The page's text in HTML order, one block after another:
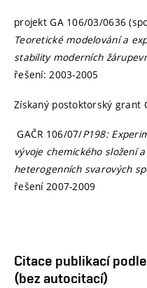
projekt GA 106/03/0636
Teoretické modelování a
stability moderních
řešení: 2003-2005
Získaný postoktorský grant
GAČR 106/07/P198:
vývoje chemického složení
heterogenních svarových
řešení 2007-2009
Citace publikací
(bez autocitací)